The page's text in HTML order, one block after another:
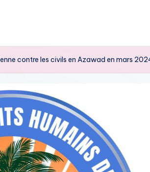
contre les civils en Azawad en mars